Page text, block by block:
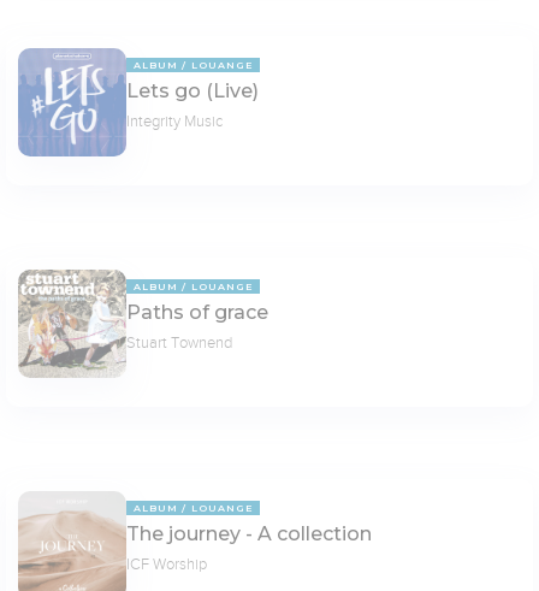
ALBUM LOUANGE
Lets go (Live)
Integrity Music
ALBUM LOUANGE
Paths of grace
Stuart Townend
ALBUM LOUANGE
The journey - A collection
ICF Worship